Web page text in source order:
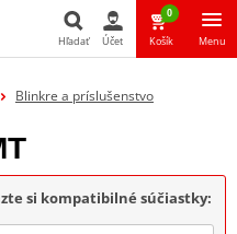
Hľadať
Hľadať Účet
0
Košík Menu
Blinkre a príslušenstvo
si kompatibilné súčiastky: